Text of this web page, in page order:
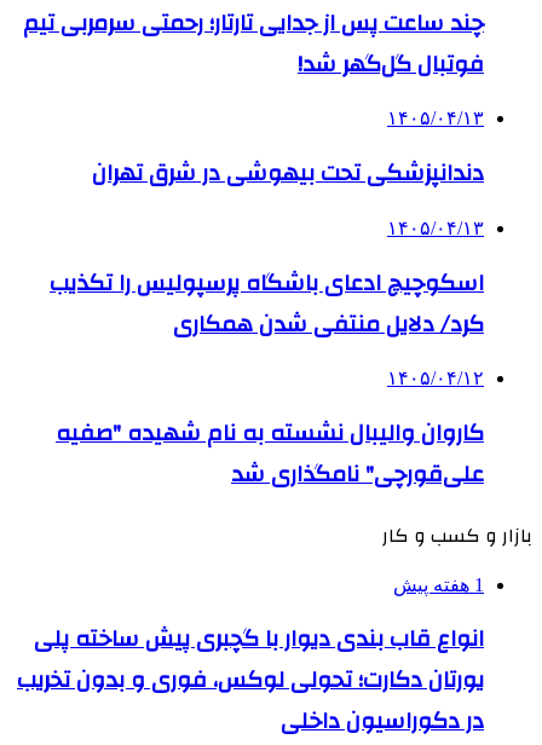
چند ساعت پس از جدایی تارتار؛ رحمتی سرمربی تیم
فوتبال گل‌گهر شد!
۱۴۰۵/۰۴/۱۳
دندانپزشکی تحت بیهوشی در شرق تهران
۱۴۰۵/۰۴/۱۳
اسکوچیچ ادعای باشگاه پرسپولیس را تکذیب
کرد/ دلایل منتفی شدن همکاری
۱۴۰۵/۰۴/۱۲
کاروان والیبال نشسته به نام شهیده "صفیه
علی‌قورچی" نامگذاری شد
بازار و کسب و کار
1 هفته پیش
انواع قاب بندی دیوار با گچبری پیش ساخته پلی
یورتان دکارت؛ تحولی لوکس، فوری و بدون تخریب
در دکوراسیون داخلی